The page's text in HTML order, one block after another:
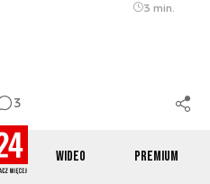
Wideo Premium
3
3 min.